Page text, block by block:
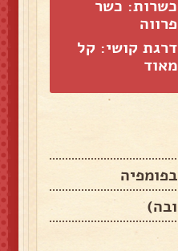
כשרות: כשר
פרווה
דרגת קושי: קל
מאוד